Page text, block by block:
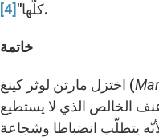
كلّها" [4] .
خاتمة
اختزل مارتن لوثر كينغ (
الخالص الذي لا يستطيع
يتطلّب انضباطا وشجاعة